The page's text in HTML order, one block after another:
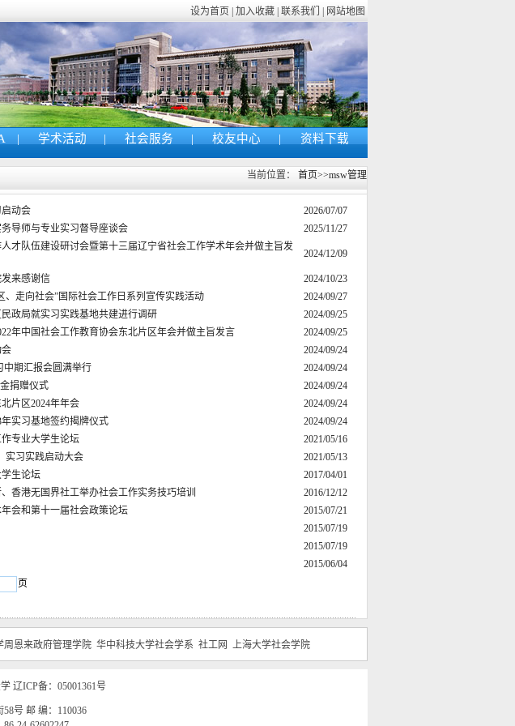
设为首页 | 加入收藏 | 联系我们 | 网站地图
| 学术活动 | 社会服务 | 校友中心 | 资料下载
当前位置： 首页>>msw管理
动会
2026/07/07
导师与专业实习督导座谈会
2025/11/27
才队伍建设研讨会暨第十三届辽宁省社会工作学术年会并做主旨发
2024/12/09
来感谢信
2024/10/23
走向社会”国际社会工作日系列宣传实践活动
2024/09/27
政局就实习实践基地共建进行调研
2024/09/25
年中国社会工作教育协会东北片区年会并做主旨发言
2024/09/25
会
2024/09/24
中期汇报会圆满举行
2024/09/24
捐赠仪式
2024/09/24
片区2024年年会
2024/09/24
实习基地签约揭牌仪式
2024/09/24
专业大学生论坛
2021/05/16
实习实践启动大会
2021/05/13
生论坛
2017/04/01
香港无国界社工举办社会工作实务技巧培训
2016/12/12
会和第十一届社会政策论坛
2015/07/21
2015/07/19
2015/07/19
2015/06/04
页
周恩来政府管理学院 华中科技大学社会学系 社工网 上海大学社会学院
辽ICP备：05001361号
号 邮 编：110036